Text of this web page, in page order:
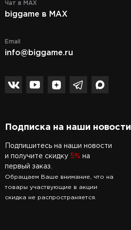
Чат в MAX
biggame в MAX
Email
info@biggame.ru
Подписка на наши новости
Подпишитесь на наши новости
и получите скидку 5% на
первый заказ.
Обращаем Ваше внимание, что на
товары участвующие в акции
скидка не распространяется.